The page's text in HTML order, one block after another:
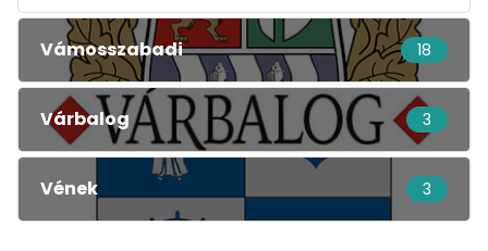
Vámosszabadi 18
Várbalog 3
Vének 3